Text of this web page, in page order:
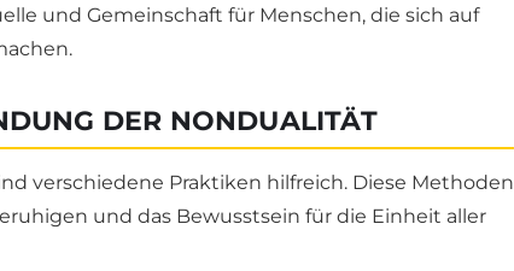
und Gemeinschaft für Menschen, die sich auf
DER NONDUALITÄT
verschiedene Praktiken hilfreich. Diese Methoden
und das Bewusstsein für die Einheit aller